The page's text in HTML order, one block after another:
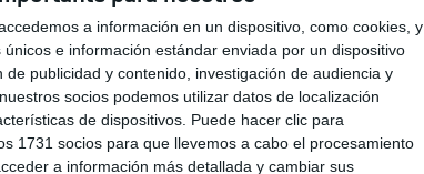
a información en un dispositivo, como cookies, y
e información estándar enviada por un dispositivo
publicidad y contenido, investigación de audiencia y
socios podemos utilizar datos de localización
de dispositivos. Puede hacer clic para
1731 socios para que llevemos a cabo el procesamiento
a información más detallada y cambiar sus